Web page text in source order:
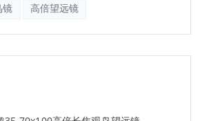
镜 高倍望远镜